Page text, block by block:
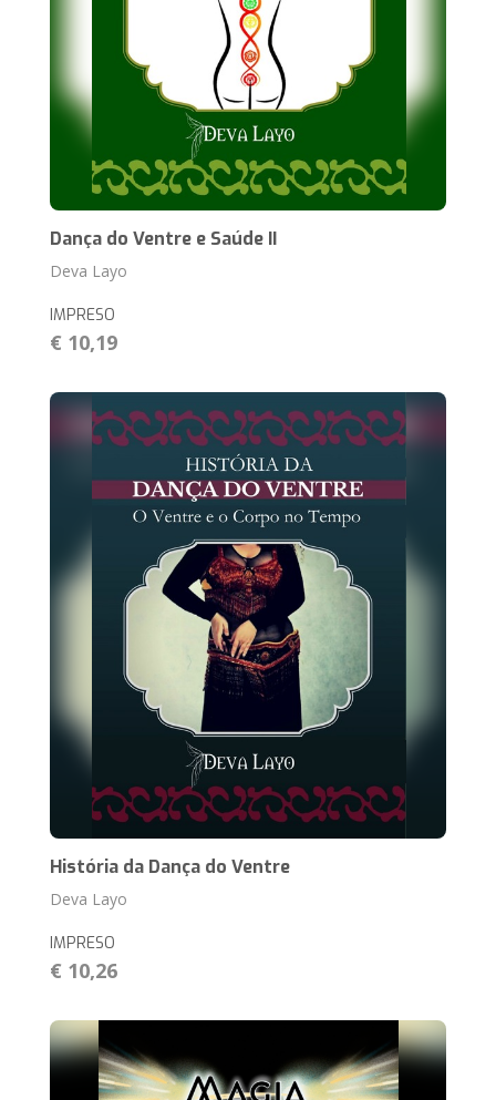
Dança do Ventre e Saúde II
Deva Layo
IMPRESO
€ 10,19
História da Dança do Ventre
Deva Layo
IMPRESO
€ 10,26